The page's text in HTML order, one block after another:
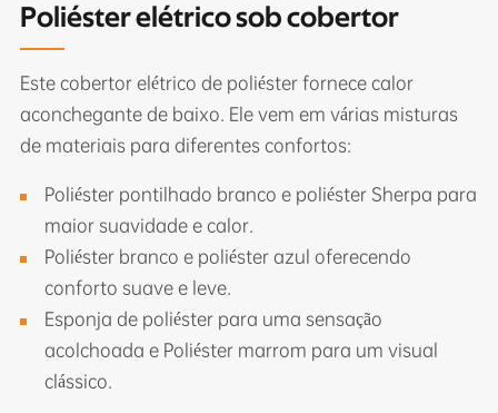
Poliéster elétrico sob cobertor
Este cobertor elétrico de poliéster fornece calor
aconchegante de baixo. Ele vem em várias misturas
de materiais para diferentes confortos:
Poliéster pontilhado branco e poliéster Sherpa para
maior suavidade e calor.
Poliéster branco e poliéster azul oferecendo
conforto suave e leve.
Esponja de poliéster para uma sensação
acolchoada e Poliéster marrom para um visual
clássico.